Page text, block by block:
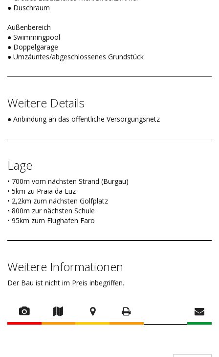
● Duschraum
Außenbereich
● Swimmingpool
● Doppelgarage
● Umzäuntes/abgeschlossenes Grundstück
Weitere Details
● Anbindung an das öffentliche Versorgungsnetz
Lage
• 700m vom nächsten Strand (Burgau)
• 5km zu Praia da Luz
• 2,2km zum nächsten Golfplatz
• 800m zur nächsten Schule
• 95km zum Flughafen Faro
Weitere Informationen
Der Bau ist nicht im Preis inbegriffen.